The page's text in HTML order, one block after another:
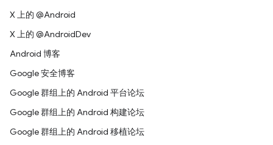
X 上的 @Android
X 上的 @AndroidDev
Android 博客
Google 安全博客
Google 群组上的 Android 平台论坛
Google 群组上的 Android 构建论坛
Google 群组上的 Android 移植论坛